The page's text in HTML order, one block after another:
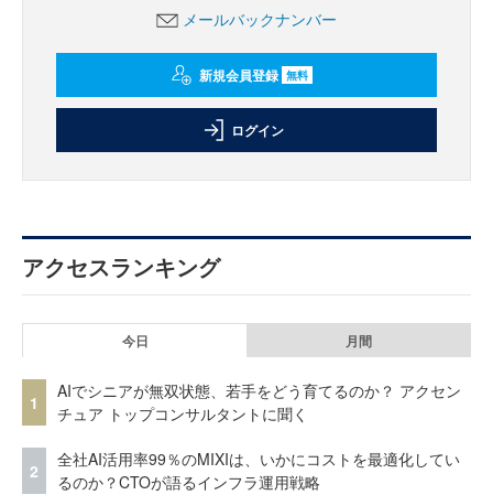
メールバックナンバー
新規会員登録 無料
ログイン
アクセスランキング
今日 月間
1
AIでシニアが無双状態、若手をどう育てるのか？ アクセン
チュア トップコンサルタントに聞く
2
全社AI活用率99％のMIXIは、いかにコストを最適化してい
るのか？CTOが語るインフラ運用戦略